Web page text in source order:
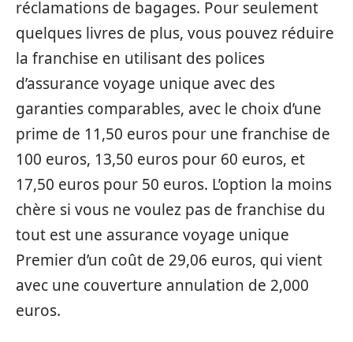
réclamations de bagages. Pour seulement
quelques livres de plus, vous pouvez réduire
la franchise en utilisant des polices
d’assurance voyage unique avec des
garanties comparables, avec le choix d’une
prime de 11,50 euros pour une franchise de
100 euros, 13,50 euros pour 60 euros, et
17,50 euros pour 50 euros. L’option la moins
chère si vous ne voulez pas de franchise du
tout est une assurance voyage unique
Premier d’un coût de 29,06 euros, qui vient
avec une couverture annulation de 2,000
euros.